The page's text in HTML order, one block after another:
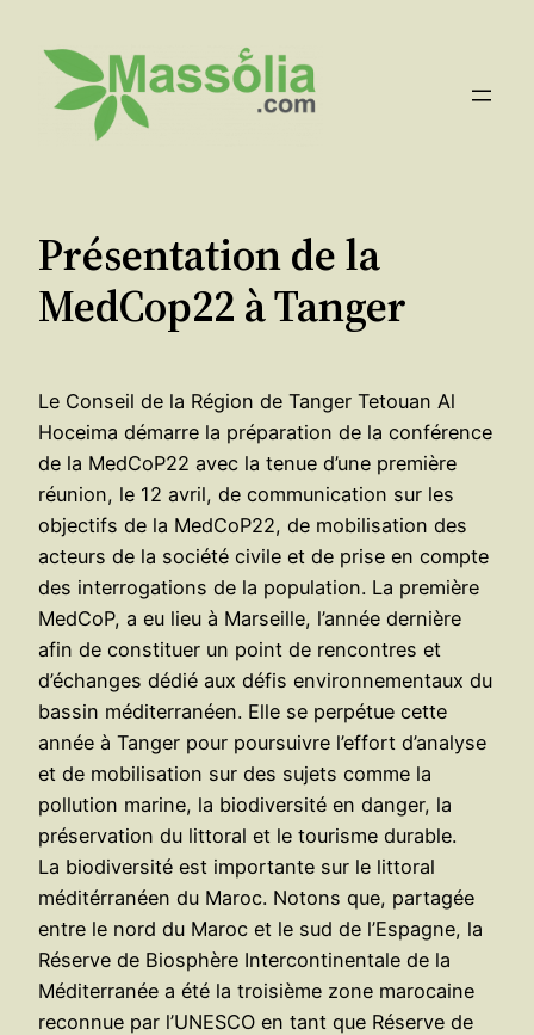
contenu
Présentation de la
MedCop22 à Tanger
Le Conseil de la Région de Tanger Tetouan Al
Hoceima démarre la préparation de la conférence
de la MedCoP22 avec la tenue d’une première
réunion, le 12 avril, de communication sur les
objectifs de la MedCoP22, de mobilisation des
acteurs de la société civile et de prise en compte
des interrogations de la population. La première
MedCoP, a eu lieu à Marseille, l’année dernière
afin de constituer un point de rencontres et
d’échanges dédié aux défis environnementaux du
bassin méditerranéen. Elle se perpétue cette
année à Tanger pour poursuivre l’effort d’analyse
et de mobilisation sur des sujets comme la
pollution marine, la biodiversité en danger, la
préservation du littoral et le tourisme durable.
La biodiversité est importante sur le littoral
méditérranéen du Maroc. Notons que, partagée
entre le nord du Maroc et le sud de l’Espagne, la
Réserve de Biosphère Intercontinentale de la
Méditerranée a été la troisième zone marocaine
reconnue par l’UNESCO en tant que Réserve de